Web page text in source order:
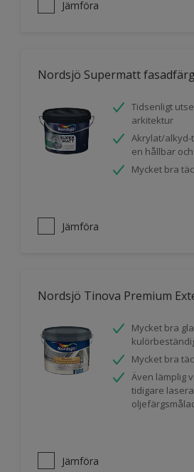
Jämföra
Nordsjö Supermatt fasadfärg
Tidsenligt
arkitektur
Akrylat/alkyd-
en hållbar
Mycket bra
Jämföra
Nordsjö Tinova Premium
Mycket bra
Mycket bra
Även lämplig
tidigare
Jämföra